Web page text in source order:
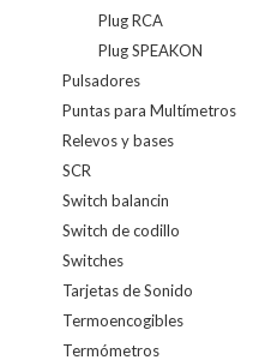
Plug RCA
Plug SPEAKON
Pulsadores
Puntas para Multímetros
Relevos y bases
SCR
Switch balancin
Switch de codillo
Switches
Tarjetas de Sonido
Termoencogibles
Termómetros